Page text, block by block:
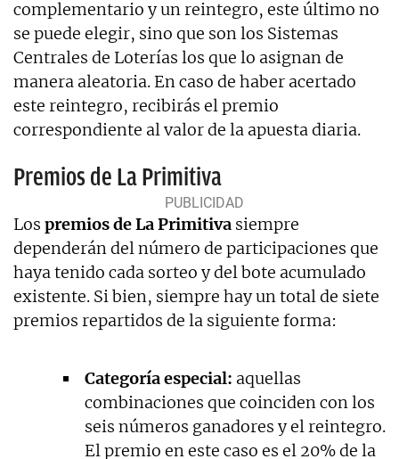
complementario y un reintegro, este último no
se puede elegir, sino que son los Sistemas
Centrales de Loterías los que lo asignan de
manera aleatoria. En caso de haber acertado
este reintegro, recibirás el premio
correspondiente al valor de la apuesta diaria.
Premios de La Primitiva
Los premios de La Primitiva siempre
dependerán del número de participaciones que
haya tenido cada sorteo y del bote acumulado
existente. Si bien, siempre hay un total de siete
premios repartidos de la siguiente forma:
Categoría especial: aquellas
combinaciones que coinciden con los
seis números ganadores y el reintegro.
El premio en este caso es el 20% de la